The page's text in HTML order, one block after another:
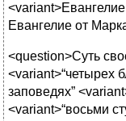
Евангелие от
<question>Суть
<variant>“четырех
заповедях”
<variant>“восьми